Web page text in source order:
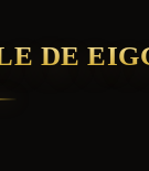
DE